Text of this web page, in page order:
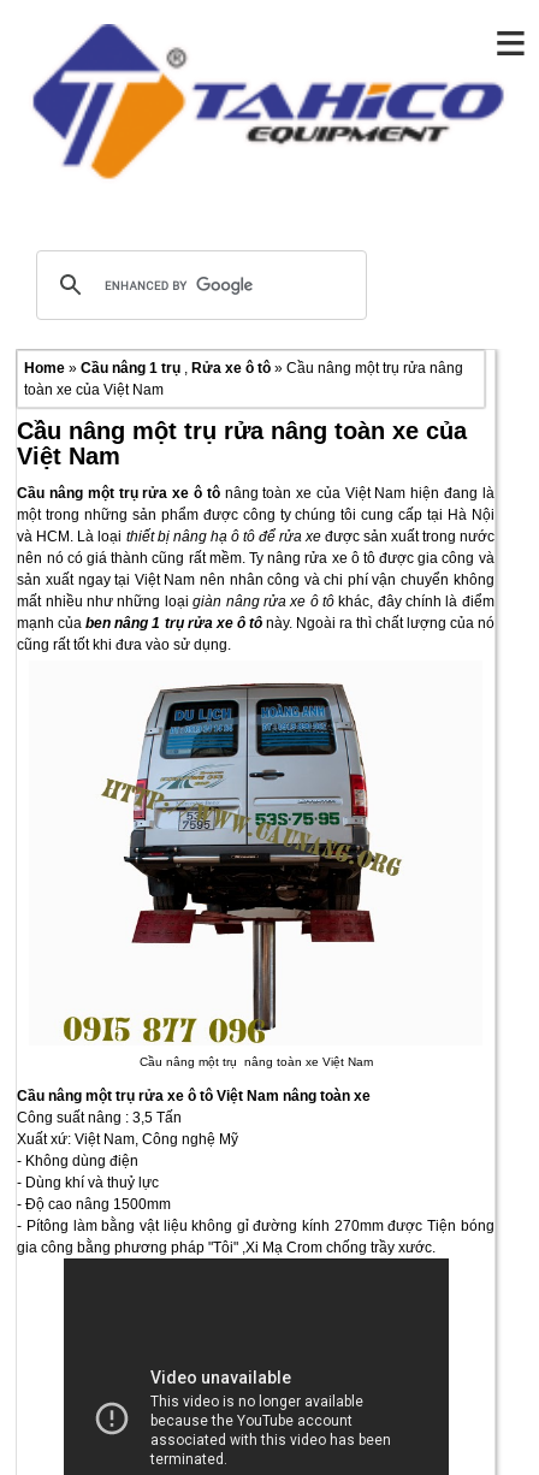
≡
Home»Cầu nâng 1 trụ , Rửa xe ô tô» Cầu nâng một trụ rửa nâng
toàn xe của Việt Nam
Cầu nâng một trụ rửa nâng toàn xe của
Việt Nam
Cầu nâng một trụ rửa xe ô tônâng toàn xe của Việt Nam hiện đang là
một trong những sản phẩm được công ty chúng tôi cung cấp tại Hà Nội
và HCM. Là loại thiết bị nâng hạ ô tô để rửa xeđược sản xuất trong nước
nên nó có giá thành cũng rất mềm. Ty nâng rửa xe ô tô được gia công và
sản xuất ngay tại Việt Nam nên nhân công và chi phí vận chuyển không
mất nhiều như những loạigiàn nâng rửa xe ô tôkhác, đây chính là điểm
mạnh củaben nâng 1 trụ rửa xe ô tônày. Ngoài ra thì chất lượng của nó
cũng rất tốt khi đưa vào sử dụng.
Cầu nâng một trụ nâng toàn xe Việt Nam
Cầu nâng một trụ rửa xe ô tô Việt Nam nâng toàn xe
Công suất nâng : 3,5 Tấn
Xuất xứ: Việt Nam, Công nghệ Mỹ
- Không dùng điện
- Dùng khí và thuỷ lực
- Độ cao nâng 1500mm
- Pítông làm bằng vật liệu không gỉ đường kính 270mm được Tiện bóng
gia công bằng phương pháp "Tôi" ,Xi Mạ Crom chống trầy xước.